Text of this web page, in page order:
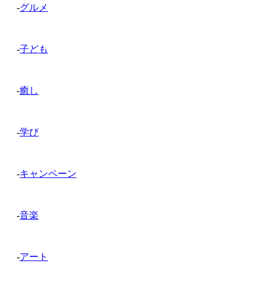
-グルメ
-子ども
-癒し
-学び
-キャンペーン
-音楽
-アート